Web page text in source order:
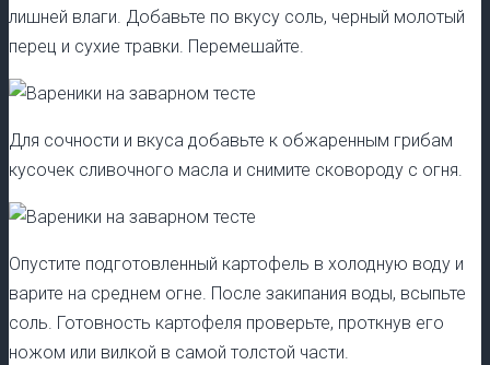
лишней влаги. Добавьте по вкусу соль, черный молотый
перец и сухие травки. Перемешайте.
Для сочности и вкуса добавьте к обжаренным грибам
кусочек сливочного масла и снимите сковороду с огня.
Опустите подготовленный картофель в холодную воду и
варите на среднем огне. После закипания воды, всыпьте
соль. Готовность картофеля проверьте, проткнув его
ножом или вилкой в самой толстой части.